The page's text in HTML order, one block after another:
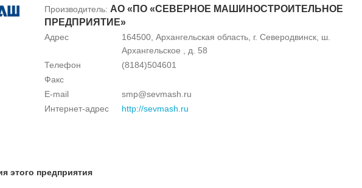
Производитель: АО «ПО «СЕВЕРНОЕ МАШИНОСТРОИТЕЛЬНОЕ
ПРЕДПРИЯТИЕ»
Адрес
164500, Архангельская область, г. Северодвинск, ш.
Архангельское , д. 58
Телефон
(8184)504601
Факс
E-mail
smp@sevmash.ru
Интернет-адрес
http://sevmash.ru
этого предприятия